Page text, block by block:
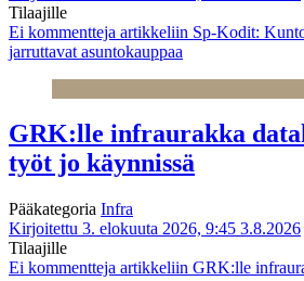
Tilaajille
Ei kommentteja artikkeliin Sp-Kodit:
jarruttavat asuntokauppaa
GRK:lle infraurakka
työt jo käynnissä
Pääkategoria Infra
Kirjoitettu 3. elokuuta 2026, 9:45 3.8.2026
Tilaajille
Ei kommentteja artikkeliin GRK:lle